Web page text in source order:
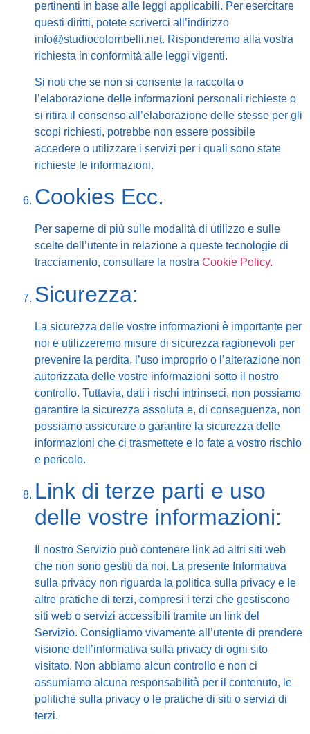
pertinenti in base alle leggi applicabili. Per esercitare
questi diritti, potete scriverci all’indirizzo
info@studiocolombelli.net. Risponderemo alla vostra
richiesta in conformità alle leggi vigenti.
Si noti che se non si consente la raccolta o
l’elaborazione delle informazioni personali richieste o
si ritira il consenso all’elaborazione delle stesse per gli
scopi richiesti, potrebbe non essere possibile
accedere o utilizzare i servizi per i quali sono state
richieste le informazioni.
Cookies Ecc.
Per saperne di più sulle modalità di utilizzo e sulle
scelte dell’utente in relazione a queste tecnologie di
tracciamento, consultare la nostra Cookie Policy.
Sicurezza:
La sicurezza delle vostre informazioni è importante per
noi e utilizzeremo misure di sicurezza ragionevoli per
prevenire la perdita, l’uso improprio o l’alterazione non
autorizzata delle vostre informazioni sotto il nostro
controllo. Tuttavia, dati i rischi intrinseci, non possiamo
garantire la sicurezza assoluta e, di conseguenza, non
possiamo assicurare o garantire la sicurezza delle
informazioni che ci trasmettete e lo fate a vostro rischio
e pericolo.
Link di terze parti e uso
delle vostre informazioni:
Il nostro Servizio può contenere link ad altri siti web
che non sono gestiti da noi. La presente Informativa
sulla privacy non riguarda la politica sulla privacy e le
altre pratiche di terzi, compresi i terzi che gestiscono
siti web o servizi accessibili tramite un link del
Servizio. Consigliamo vivamente all’utente di prendere
visione dell’informativa sulla privacy di ogni sito
visitato. Non abbiamo alcun controllo e non ci
assumiamo alcuna responsabilità per il contenuto, le
politiche sulla privacy o le pratiche di siti o servizi di
terzi.